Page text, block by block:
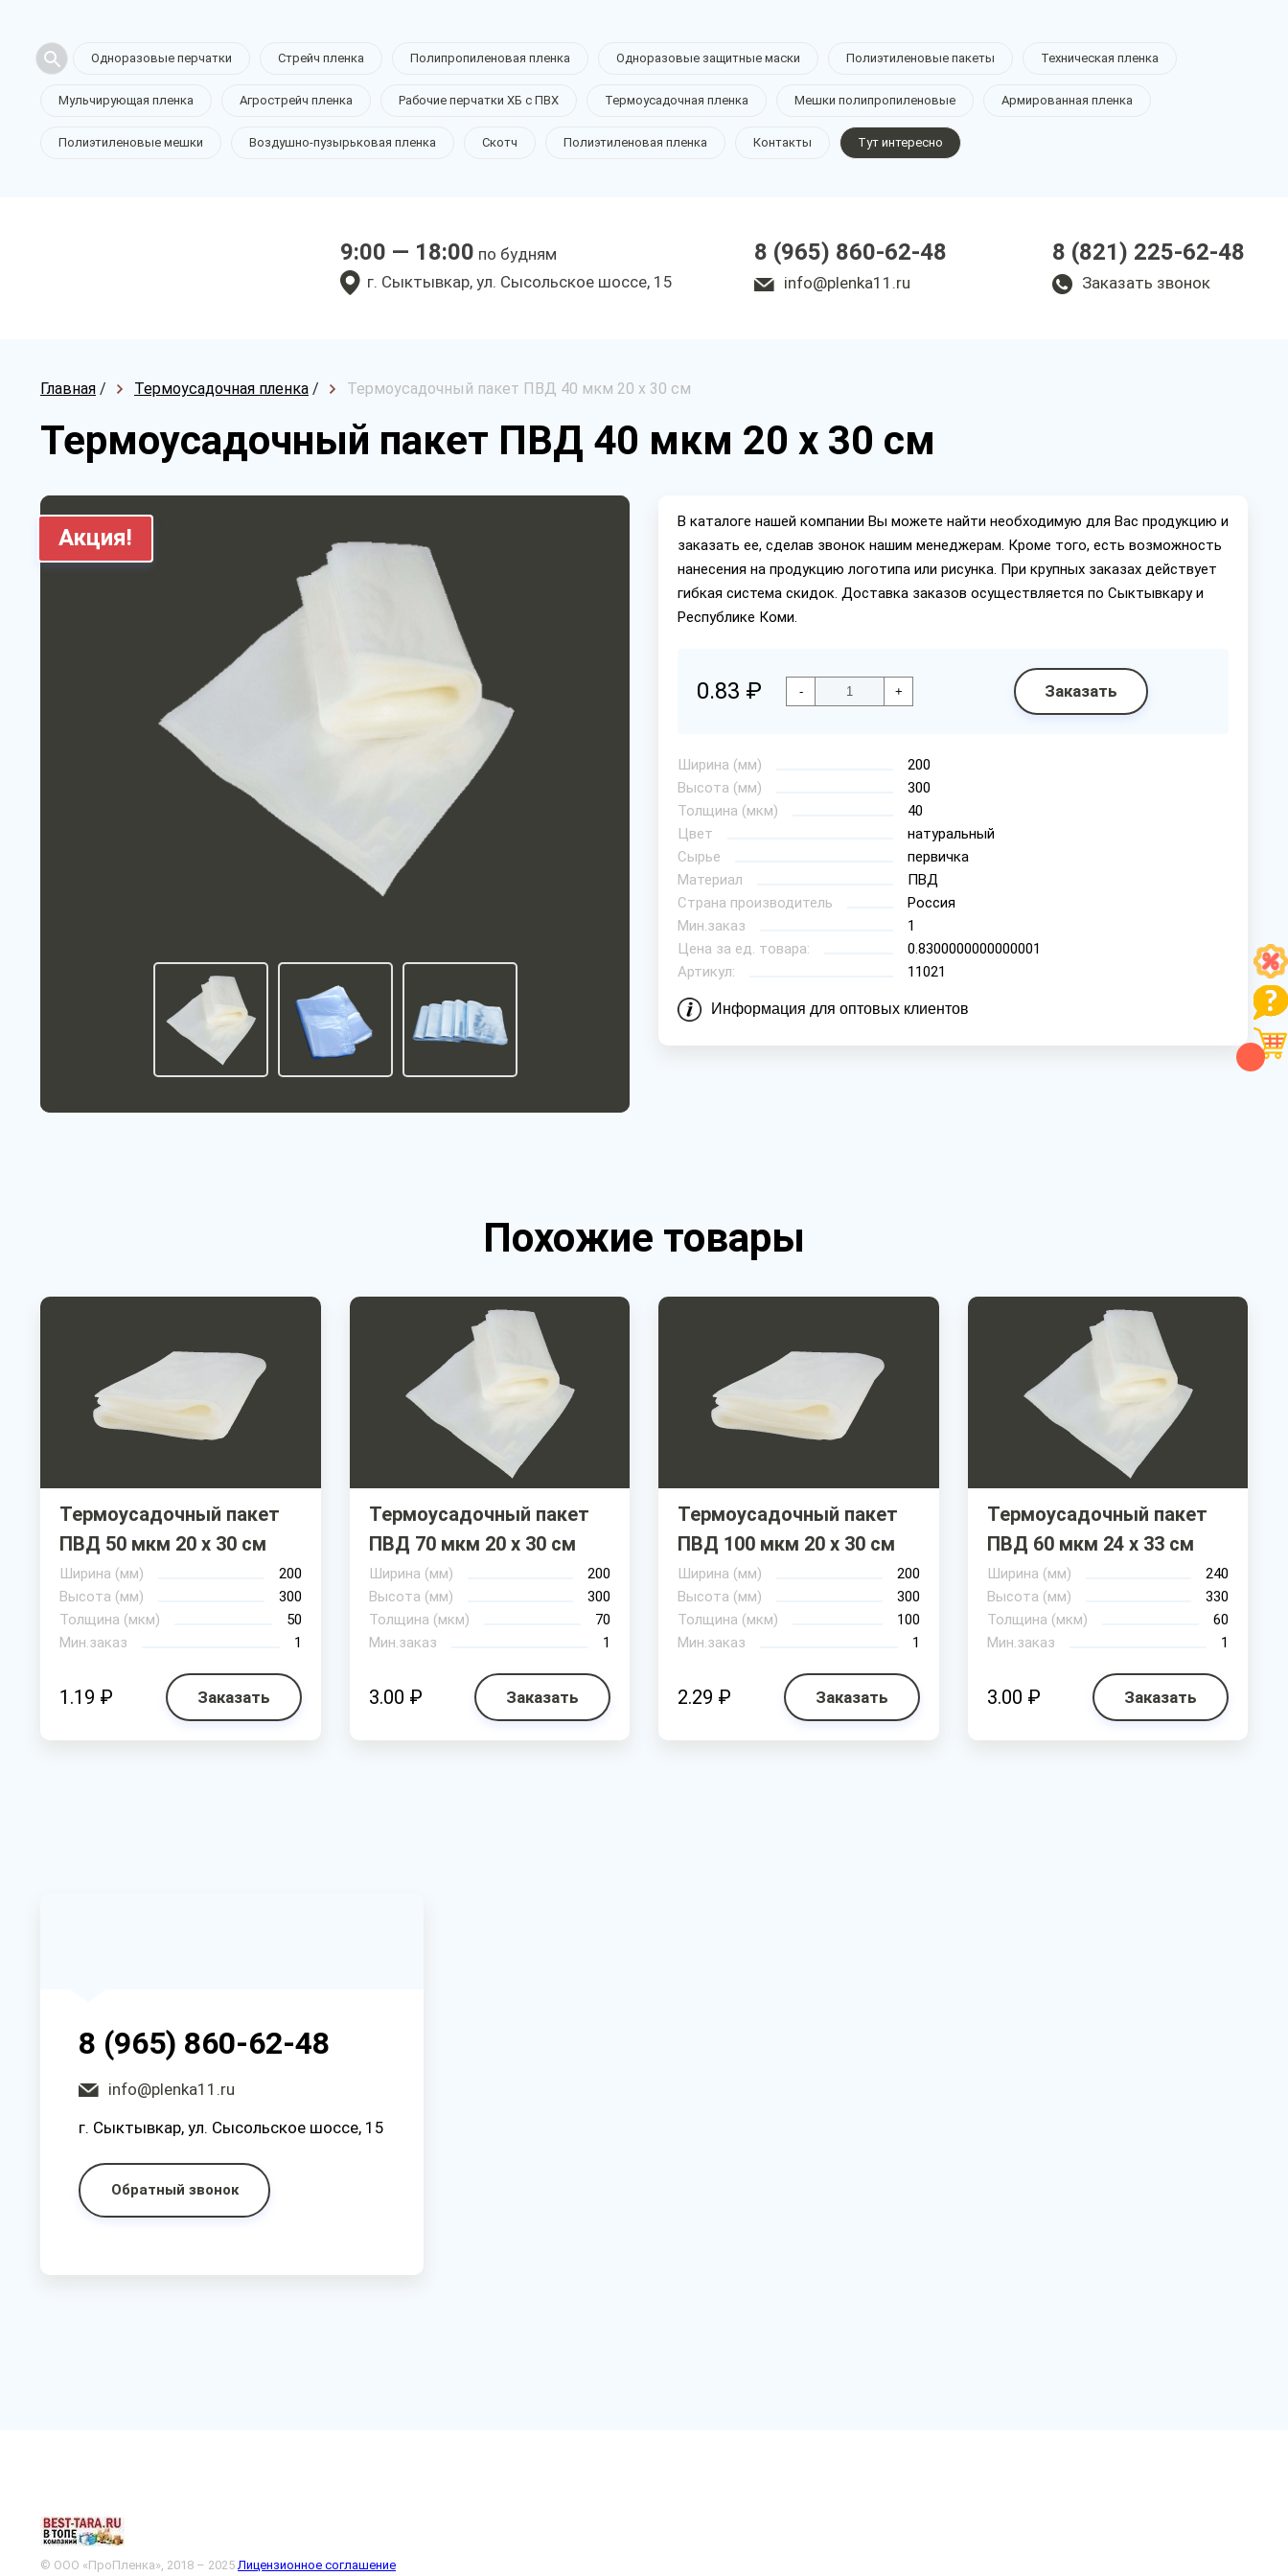
Одноразовые перчатки Стрейч пленка Полипропиленовая пленка Одноразовые защитные маски Полиэтиленовые пакеты Техническая пленка
Мульчирующая пленка Агрострейч пленка Рабочие перчатки ХБ с ПВХ Термоусадочная пленка Мешки полипропиленовые Армированная пленка
Полиэтиленовые мешки Воздушно-пузырьковая пленка Скотч Полиэтиленовая пленка Контакты Тут интересно
9:00 — 18:00 по будням
г. Сыктывкар, ул. Сысольское шоссе, 15
8 (965) 860-62-48
info@plenka11.ru
8 (821) 225-62-48
Заказать звонок
Главная / Термоусадочная пленка / Термоусадочный пакет ПВД 40 мкм 20 х 30 см
Термоусадочный пакет ПВД 40 мкм 20 х 30 см
Акция!
В каталоге нашей компании Вы можете найти необходимую для Вас продукцию и
заказать ее, сделав звонок нашим менеджерам. Кроме того, есть возможность
нанесения на продукцию логотипа или рисунка. При крупных заказах действует
гибкая система скидок. Доставка заказов осуществляется по Сыктывкару и
Республике Коми.
0.83 ₽ - + Заказать
Ширина (мм)
200
Высота (мм)
300
Толщина (мкм)
40
Цвет
натуральный
Сырье
первичка
Материал
ПВД
Страна производитель
Россия
Мин.заказ
1
Цена за ед. товара:
0.8300000000000001
Артикул:
11021
Информация для оптовых клиентов
Похожие товары
Термоусадочный пакет
ПВД 50 мкм 20 х 30 см
Ширина (мм)
200
Высота (мм)
300
Толщина (мкм)
50
Мин.заказ
1
1.19 ₽ Заказать
Термоусадочный пакет
ПВД 70 мкм 20 х 30 см
Ширина (мм)
200
Высота (мм)
300
Толщина (мкм)
70
Мин.заказ
1
3.00 ₽ Заказать
Термоусадочный пакет
ПВД 100 мкм 20 х 30 см
Ширина (мм)
200
Высота (мм)
300
Толщина (мкм)
100
Мин.заказ
1
2.29 ₽ Заказать
Термоусадочный пакет
ПВД 60 мкм 24 х 33 см
Ширина (мм)
240
Высота (мм)
330
Толщина (мкм)
60
Мин.заказ
1
3.00 ₽ Заказать
8 (965) 860-62-48
info@plenka11.ru
г. Сыктывкар, ул. Сысольское шоссе, 15
Обратный звонок
© ООО «ПроПленка», 2018 – 2025 Лицензионное соглашение